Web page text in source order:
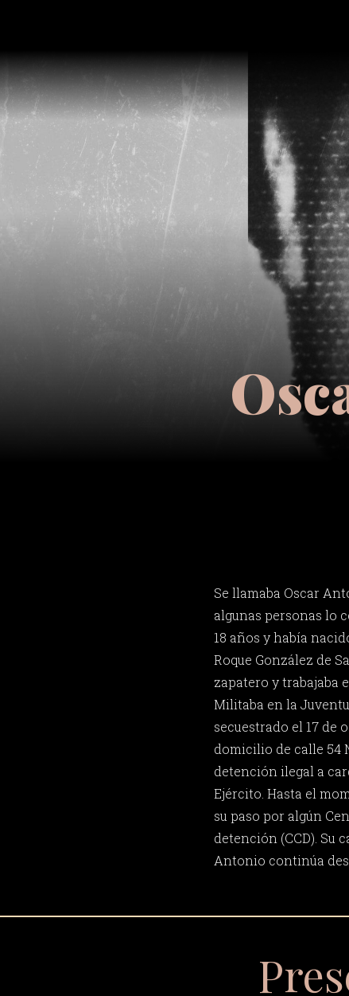
Se llamaba Oscar
algunas personas lo
18 años y había
Roque González de
zapatero y trabajaba
Militaba en la
secuestrado el 17 de
domicilio de calle 54
detención ilegal a
Ejército. Hasta el
su paso por algún
detención (CCD). Su
Antonio continúa